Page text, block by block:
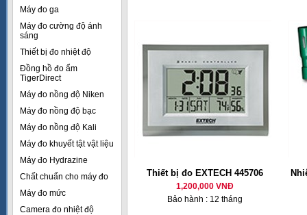
Máy đo ga
Máy đo cường độ ánh
sáng
Thiết bị đo nhiệt độ
Đồng hồ đo ẩm
TigerDirect
Máy đo nồng độ Niken
Máy đo nồng độ bạc
Máy đo nồng độ Kali
Máy đo khuyết tật vật liệu
Máy đo Hydrazine
Chất chuẩn cho máy đo
Máy đo mức
Camera đo nhiệt độ
Thiết bị đo EXTECH 445706
1,200,000 VNĐ
Bảo hành : 12 tháng